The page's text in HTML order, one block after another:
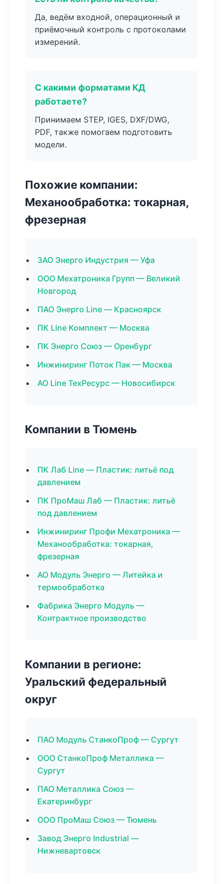
Да, ведём входной, операционный и
приёмочный контроль с протоколами
измерений.
С какими форматами КД
работаете?
Принимаем STEP, IGES, DXF/DWG,
PDF, также помогаем подготовить
модели.
Похожие компании:
Механообработка: токарная,
фрезерная
ЗАО Энерго Индустрия — Уфа
ООО Мехатроника Групп — Великий
Новгород
ПАО Энерго Line — Красноярск
ПК Line Комплект — Москва
ПК Энерго Союз — Оренбург
Инжиниринг Поток Пак — Москва
АО Line ТехРесурс — Новосибирск
Компании в Тюмень
ПК Лаб Line — Пластик: литьё под
давлением
ПК ПроМаш Лаб — Пластик: литьё
под давлением
Инжиниринг Профи Мехатроника —
Механообработка: токарная,
фрезерная
АО Модуль Энерго — Литейка и
термообработка
Фабрика Энерго Модуль —
Контрактное производство
Компании в регионе:
Уральский федеральный
округ
ПАО Модуль СтанкоПроф — Сургут
ООО СтанкоПроф Металлика —
Сургут
ПАО Металлика Союз —
Екатеринбург
ООО ПроМаш Союз — Тюмень
Завод Энерго Industrial —
Нижневартовск